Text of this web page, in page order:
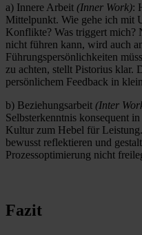
a) Innere Arbeit (Inner Work):
Mittelpunkt. Wie gehe ich mit
Konflikte? Was triggert mich?
nicht führen kann, wird auch
Führungspersönlichkeiten
zu achten, stellt Pistorius klar.
persönlichem Feedback in
b) Beziehungsarbeit (Inter
Selbsterkenntnis konsequent
Kultur zum Hebel für
bewusst reflektieren und
Prozessoptimierung nicht
Fazit